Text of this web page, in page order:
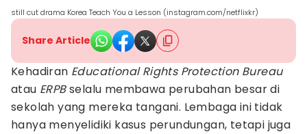
still cut drama Korea Teach You a Lesson (instagram.com/netflixkr)
Share Article
Kehadiran Educational Rights Protection Bureau
atau ERPBselalu membawa perubahan besar di
sekolah yang mereka tangani. Lembaga ini tidak
hanya menyelidiki kasus perundungan, tetapi juga